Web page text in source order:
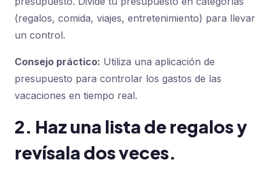
(regalos, comida, viajes, entretenimiento) para llevar
un control.
Consejo práctico: Utiliza una aplicación de
presupuesto para controlar los gastos de las
vacaciones en tiempo real.
2. Haz una lista de regalos y
revísala dos veces.